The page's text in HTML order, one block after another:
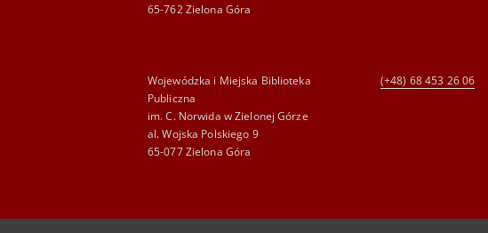
65-762 Zielona Góra
Wojewódzka i Miejska Biblioteka
Publiczna
im. C. Norwida w Zielonej Górze
al. Wojska Polskiego 9
65-077 Zielona Góra
(+48) 68 453 26 06